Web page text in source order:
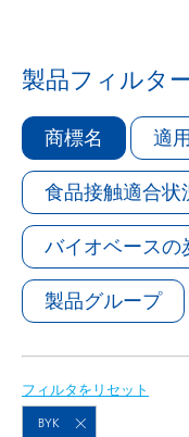
製品フィルタ
適
商標名
食品接触適合状
バイオベースの
製品グループ
フィルタをリセット
BYK